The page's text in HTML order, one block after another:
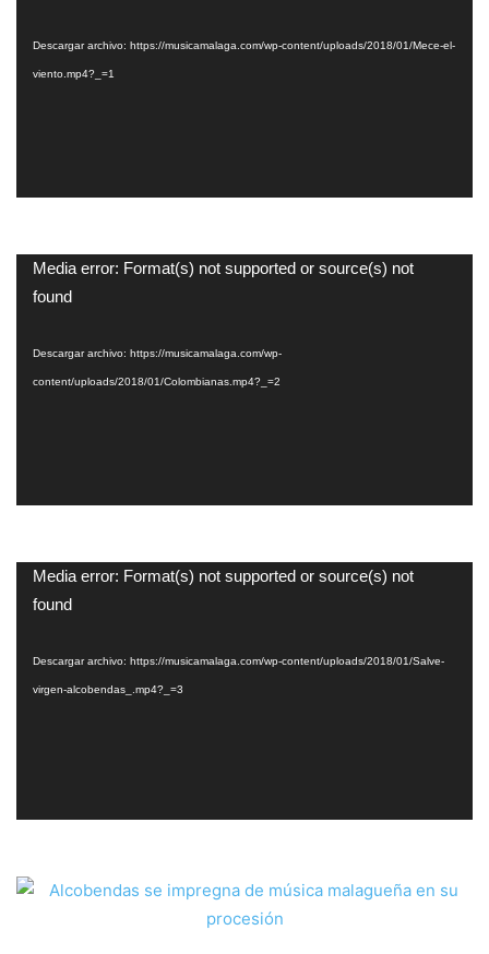
Descargar archivo: https://musicamalaga.com/wp-content/uploads/2018/01/Mece-el-
viento.mp4?_=1
Reproductor
de
Media error: Format(s) not supported or source(s) not
found
Descargar archivo: https://musicamalaga.com/wp-
content/uploads/2018/01/Colombianas.mp4?_=2
Reproductor
de
Media error: Format(s) not supported or source(s) not
found
Descargar archivo: https://musicamalaga.com/wp-content/uploads/2018/01/Salve-
virgen-alcobendas_.mp4?_=3